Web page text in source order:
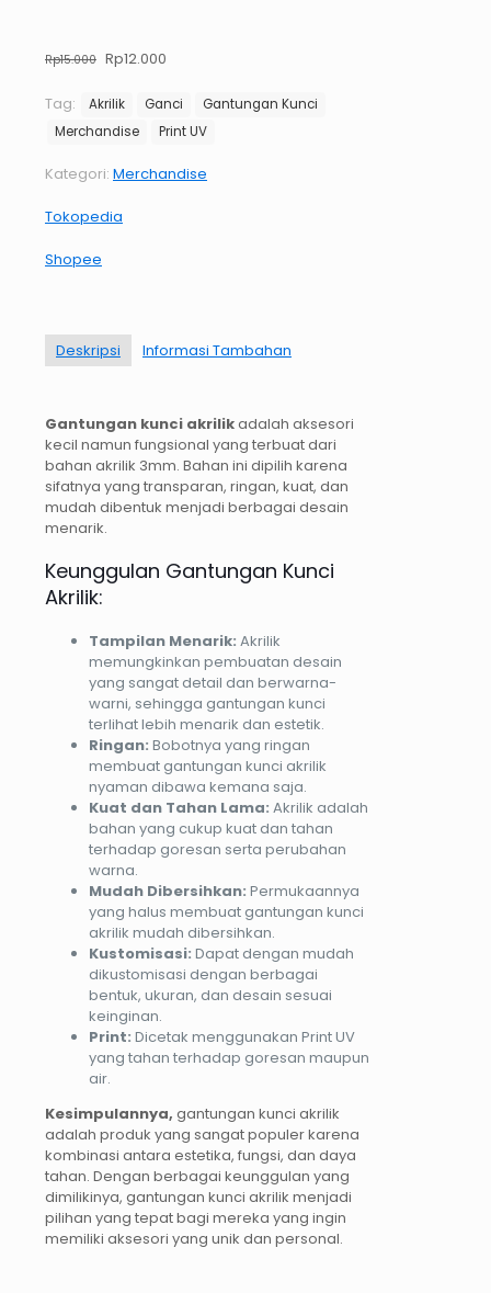
Rp15.000 Harga
adalah:
Rp12.000
ini
Rp12.000.
Tag: Akrilik Ganci
Gantungan Kunci
Merchandise
Print UV
Kategori: Merchandise
Tokopedia
Shopee
Deskripsi Informasi Tambahan
Gantungan kunci akrilikadalah aksesori
kecil namun fungsional yang terbuat dari
bahan akrilik 3mm. Bahan ini dipilih karena
sifatnya yang transparan, ringan, kuat, dan
mudah dibentuk menjadi berbagai desain
menarik.
Keunggulan Gantungan Kunci
Akrilik:
Tampilan Menarik: Akrilik
memungkinkan pembuatan desain
yang sangat detail dan berwarna-
warni, sehingga gantungan kunci
terlihat lebih menarik dan estetik.
Ringan: Bobotnya yang ringan
membuat gantungan kunci akrilik
nyaman dibawa kemana saja.
Kuat dan Tahan Lama: Akrilik adalah
bahan yang cukup kuat dan tahan
terhadap goresan serta perubahan
warna.
Mudah Dibersihkan: Permukaannya
yang halus membuat gantungan kunci
akrilik mudah dibersihkan.
Kustomisasi: Dapat dengan mudah
dikustomisasi dengan berbagai
bentuk, ukuran, dan desain sesuai
keinginan.
Print: Dicetak menggunakan Print UV
yang tahan terhadap goresan maupun
air.
Kesimpulannya, gantungan kunci akrilik
adalah produk yang sangat populer karena
kombinasi antara estetika, fungsi, dan daya
tahan. Dengan berbagai keunggulan yang
dimilikinya, gantungan kunci akrilik menjadi
pilihan yang tepat bagi mereka yang ingin
memiliki aksesori yang unik dan personal.